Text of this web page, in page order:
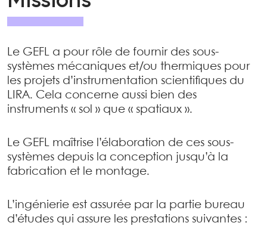
Le GEFL a pour rôle de fournir des sous-
systèmes mécaniques et/ou thermiques pour
les projets d’instrumentation scientifiques du
LIRA. Cela concerne aussi bien des
instruments « sol » que « spatiaux ».
Le GEFL maîtrise l’élaboration de ces sous-
systèmes depuis la conception jusqu’à la
fabrication et le montage.
L’ingénierie est assurée par la partie bureau
d’études qui assure les prestations suivantes :